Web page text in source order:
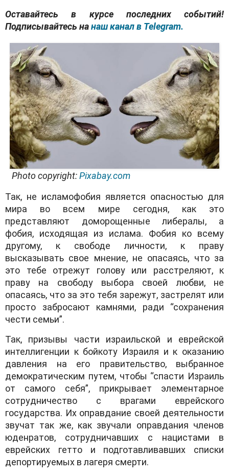
Оставайтесь в курсе последних событий!
Подписывайтесь нанаш канал в Telegram.
Photo copyright:Pixabay.com
Так, не исламофобия является опасностью для
мира во всем мире сегодня, как это
представляют доморощенные либералы, а
фобия, исходящая из ислама. Фобия ко всему
другому, к свободе личности, к праву
высказывать свое мнение, не опасаясь, что за
это тебе отрежут голову или расстреляют, к
праву на свободу выбора своей любви, не
опасаясь, что за это тебя зарежут, застрелят или
просто забросают камнями, ради “сохранения
чести семьи”.
Так, призывы части израильской и еврейской
интеллигенции к бойкоту Израиля и к оказанию
давления на его правительство, выбранное
демократическим путем, чтобы “спасти Израиль
от самого себя”, прикрывает элементарное
сотрудничество с врагами еврейского
государства. Их оправдание своей деятельности
звучат так же, как звучали оправдания членов
юденратов, сотрудничавших с нацистами в
еврейских гетто и подготавливавших списки
депортируемых в лагеря смерти.